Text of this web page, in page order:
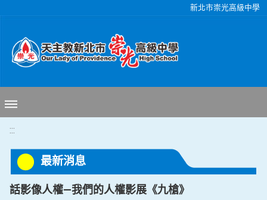
新北市崇光高級中學
:::
最新消息
話影像人權—我們的人權影展《九槍》